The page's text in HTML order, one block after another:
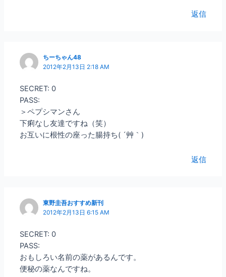
返信
ちーちゃん48
2012年2月13日 2:18 AM
SECRET: 0
PASS:
＞ペプシマンさん
下痢なし友達ですね（笑）
お互いに根性の座った腸持ち( ´艸｀)
返信
東野圭吾おすすめ新刊
2012年2月13日 6:15 AM
SECRET: 0
PASS:
おもしろい名前の薬があるんです。
便秘の薬なんですね。